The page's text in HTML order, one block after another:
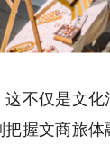
仅是文化
握文商旅